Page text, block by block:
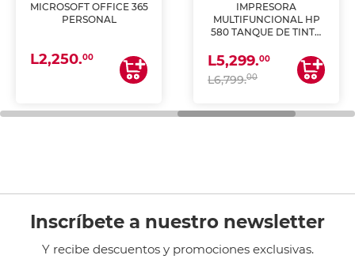
MICROSOFT OFFICE 365
PERSONAL
L2,250.00
IMPRESORA
MULTIFUNCIONAL HP
580 TANQUE DE TINTA
ESCANEA)
L5,299.00
L6,799.00
Inscríbete a nuestro newsletter
Y recibe descuentos y promociones exclusivas.